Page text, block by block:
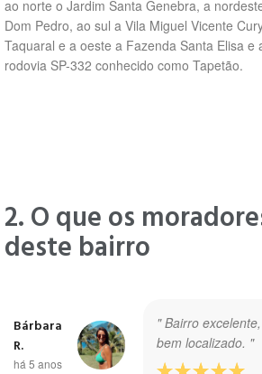
ao norte o Jardim Santa Genebra, a
Dom Pedro, ao sul a Vila Miguel Vicente
Taquaral e a oeste a Fazenda Santa Elisa e
rodovia SP-332 conhecido como Tapetão.
2. O que os
deste bairro
" Bairro
bem localizado. "
Bárbara
R.
há 5 anos